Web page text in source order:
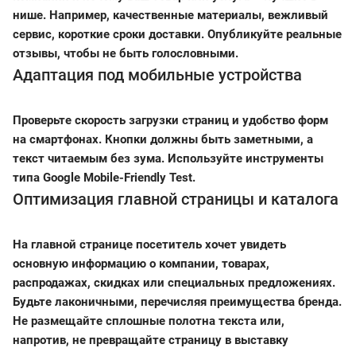
нише. Например, качественные материалы, вежливый
сервис, короткие сроки доставки. Опубликуйте реальные
отзывы, чтобы не быть голословными.
Адаптация под мобильные устройства
Проверьте скорость загрузки страниц и удобство форм
на смартфонах. Кнопки должны быть заметными, а
текст читаемым без зума. Используйте инструменты
типа Google Mobile-Friendly Test.
Оптимизация главной страницы и каталога
На главной странице посетитель хочет увидеть
основную информацию о компании, товарах,
распродажах, скидках или специальных предложениях.
Будьте лаконичными, перечисляя преимущества бренда.
Не размещайте сплошные полотна текста или,
напротив, не превращайте страницу в выставку